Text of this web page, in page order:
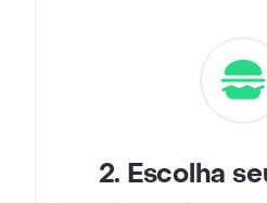
2. Escolha